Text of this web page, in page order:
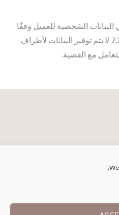
البيانات الشخصية للعميل وفقًا
للقوانين واللوائح المعمول بها. 7.2 لا يتم توفير البيانات لأطراف
مع القضية.